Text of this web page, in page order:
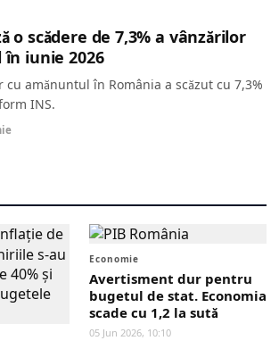
o scădere de 7,3% a vânzărilor
iunie 2026
cu amănuntul în România a scăzut cu 7,3%
INS.
Economie
Avertisment dur pentru
bugetul de stat. Economia
scade cu 1,2 la sută
05 Jun 2026, 10:10